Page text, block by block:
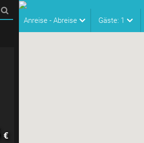
Anreise - Abreise Gäste: 1
€